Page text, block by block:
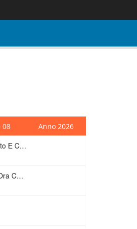
08 Anno 2026
Sal Da Vinci – Rossetto E Caffè
Cesare Cremonini – Ora Che Non Ho Più Te